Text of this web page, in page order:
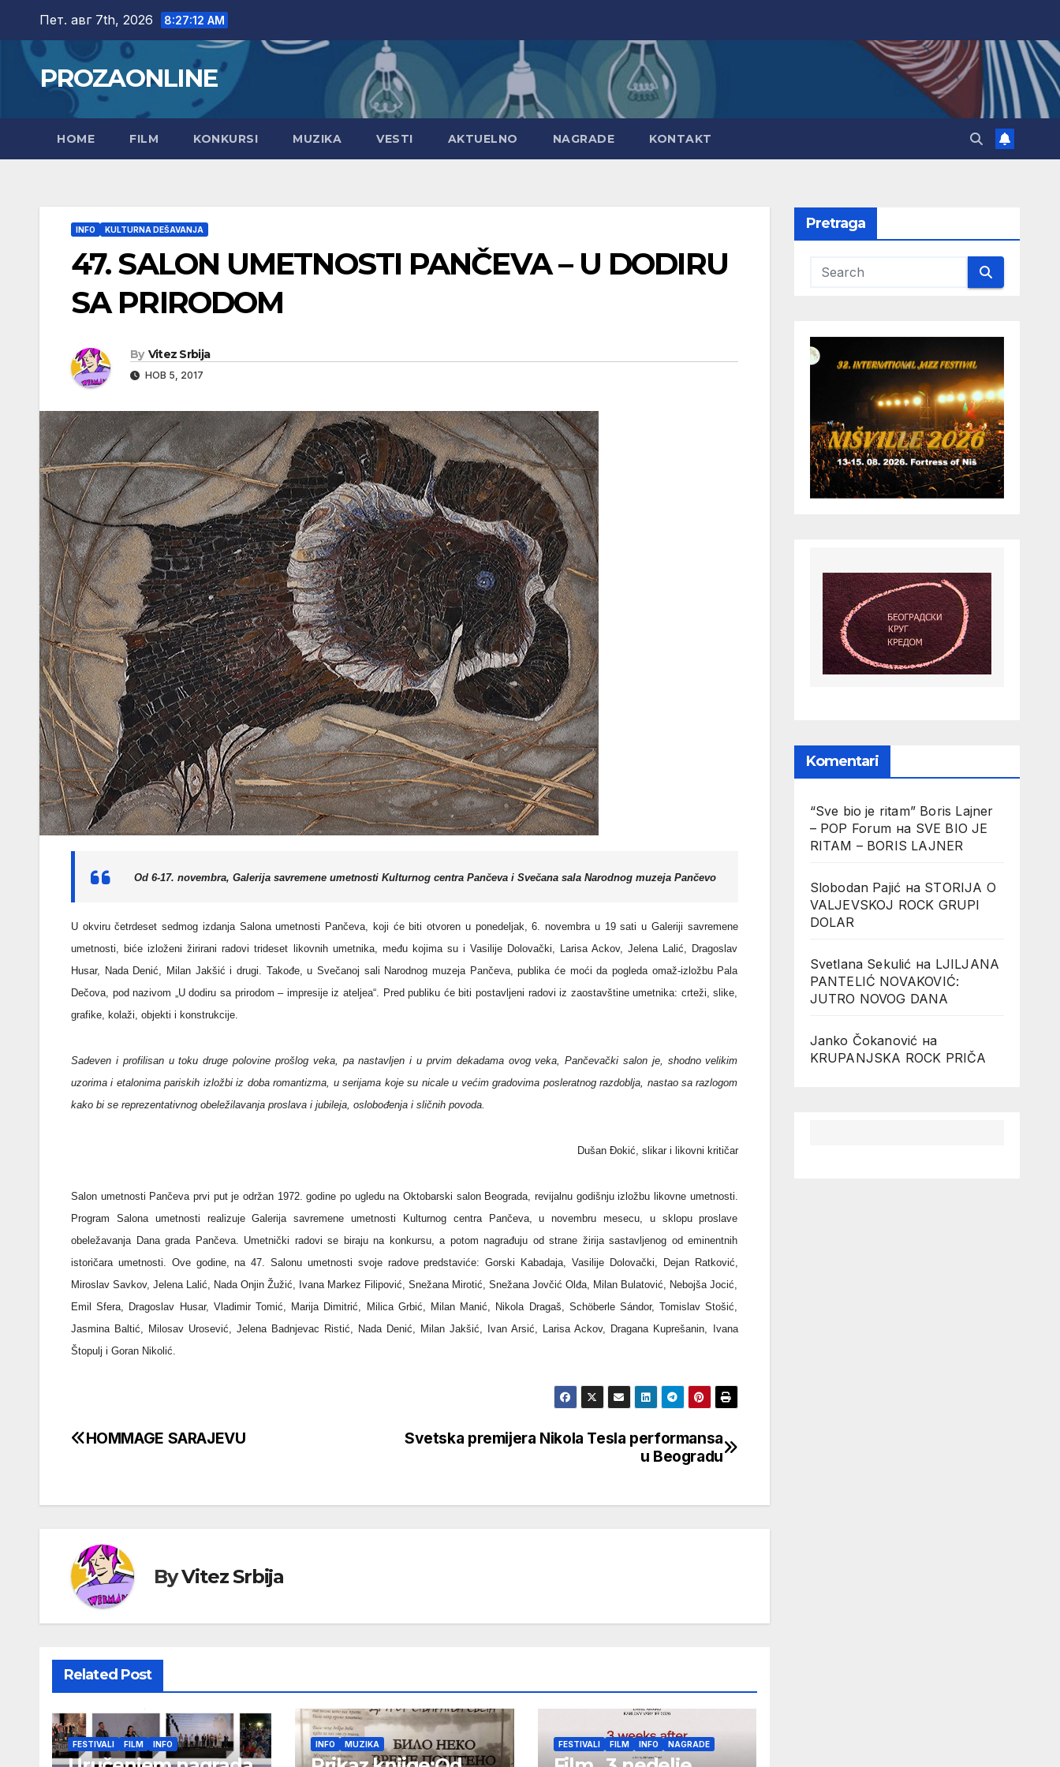
content
Пет. авг 7th, 2026 8:27:13 AM
PROZAONLINE
HOME FILM KONKURSI MUZIKA VESTI AKTUELNO NAGRADE KONTAKT
INFO KULTURNA DEŠAVANJA
47. SALON UMETNOSTI PANČEVA – U DODIRU
SA PRIRODOM
By Vitez Srbija
НОВ 5, 2017
Od 6-17. novembra, Galerija savremene umetnosti Kulturnog centra Pančeva i Svečana sala Narodnog muzeja Pančevo
U okviru četrdeset sedmog izdanja Salona umetnosti Pančeva, koji će biti otvoren u ponedeljak, 6. novembra u 19 sati u Galeriji savremene
umetnosti, biće izloženi žirirani radovi trideset likovnih umetnika, među kojima su i Vasilije Dolovački, Larisa Ackov, Jelena Lalić, Dragoslav
Husar, Nada Denić, Milan Jakšić i drugi. Takođe, u Svečanoj sali Narodnog muzeja Pančeva, publika će moći da pogleda omaž-izložbu Pala
Dečova, pod nazivom „U dodiru sa prirodom – impresije iz atelјea“. Pred publiku će biti postavljeni radovi iz zaostavštine umetnika: crteži, slike,
grafike, kolaži, objekti i konstrukcije.
Sadeven i profilisan u toku druge polovine prošlog veka, pa nastavljen i u prvim dekadama ovog veka, Pančevački salon je, shodno velikim
uzorima i etalonima pariskih izložbi iz doba romantizma, u serijama koje su nicale u većim gradovima posleratnog razdoblja, nastao sa razlogom
kako bi se reprezentativnog obeležilavanja proslava i jubileja, oslobođenja i sličnih povoda.
Dušan Đokić, slikar i likovni kritičar
Salon umetnosti Pančeva prvi put je održan 1972. godine po ugledu na Oktobarski salon Beograda, revijalnu godišnju izložbu likovne umetnosti.
Program Salona umetnosti realizuje Galerija savremene umetnosti Kulturnog centra Pančeva, u novembru mesecu, u sklopu proslave
obeležavanja Dana grada Pančeva. Umetnički radovi se biraju na konkursu, a potom nagrađuju od strane žirija sastavljenog od eminentnih
istoričara umetnosti. Ove godine, na 47. Salonu umetnosti svoje radove predstaviće: Gorski Kabadaja, Vasilije Dolovački, Dejan Ratković,
Miroslav Savkov, Jelena Lalić, Nada Onjin Žužić, Ivana Markez Filipović, Snežana Mirotić, Snežana Jovčić Olđa, Milan Bulatović, Nebojša Jocić,
Emil Sfera, Dragoslav Husar, Vladimir Tomić, Marija Dimitrić, Milica Grbić, Milan Manić, Nikola Dragaš, Schöberle Sándor, Tomislav Stošić,
Jasmina Baltić, Milosav Urosević, Jelena Badnjevac Ristić, Nada Denić, Milan Jakšić, Ivan Arsić, Larisa Ackov, Dragana Kuprešanin, Ivana
Štopulj i Goran Nikolić.
Кретање
Svetska premijera Nikola Tesla performansa
u Beogradu
HOMMAGE SARAJEVU
ByVitez Srbija
Related Post
FESTIVALI FILM INFO INFO MUZIKA FESTIVALI FILM INFO NAGRADE
Pretraga
Komentari
“Sve bio je ritam” Boris Lajner
– POP Forum на SVE BIO JE
RITAM – BORIS LAJNER
Slobodan Pajić на STORIJA O
VALJEVSKOJ ROCK GRUPI
DOLAR
Svetlana Sekulić на LJILJANA
PANTELIĆ NOVAKOVIĆ:
JUTRO NOVOG DANA
Janko Čokanović на
KRUPANJSKA ROCK PRIČA